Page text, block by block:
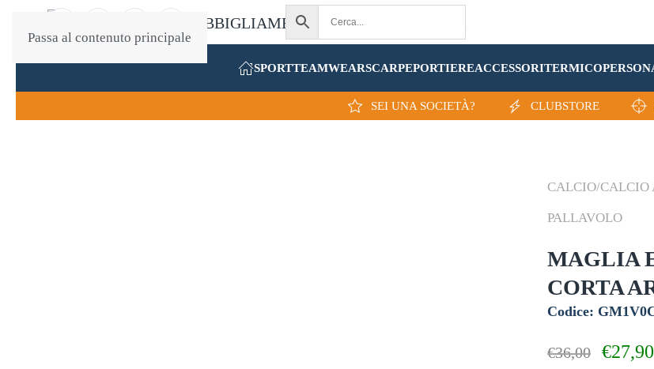
Passa al contenuto principale
SPORTTEAMWEARSCARPEPORTIEREACCESSORITERMICO
SEI UNA SOCIETÀ? CLUBSTORE
CALCIO/CALCIO
PALLAVOLO
MAGLIA
CORTA
Codice:
€36,00 €27,90